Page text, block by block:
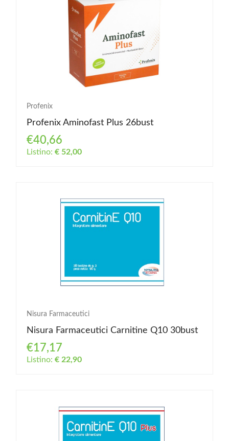
Profenix
Profenix Aminofast Plus 26bust
€40,66
Listino: € 52,00
Nisura Farmaceutici
Nisura Farmaceutici Carnitine Q10 30bust
€17,17
Listino: € 22,90